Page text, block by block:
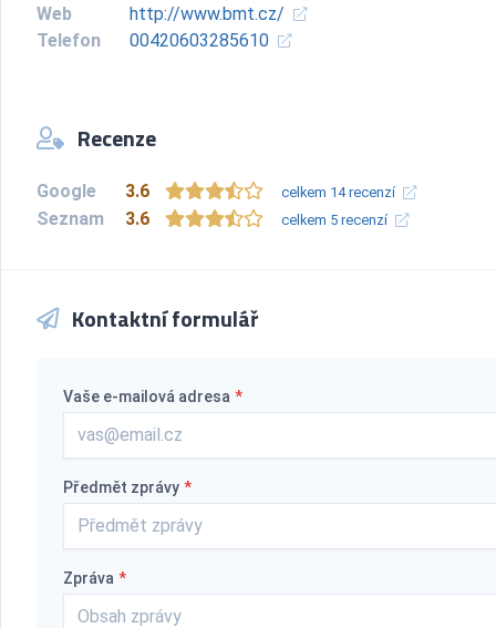
Web
http://www.bmt.cz/
Telefon
00420603285610
Recenze
Google 3.6 celkem 14 recenzí
Seznam 3.6 celkem 5 recenzí
Kontaktní formulář
Vaše e-mailová adresa *
Předmět zprávy *
Zpráva *